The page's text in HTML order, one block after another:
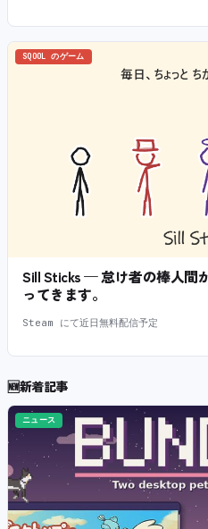
SQOOL のゲーム
Sill Sticks — 怠け者の棒人間
ってきます。
Steam にて近日無料配信予定
🆕新着記事
ニュース